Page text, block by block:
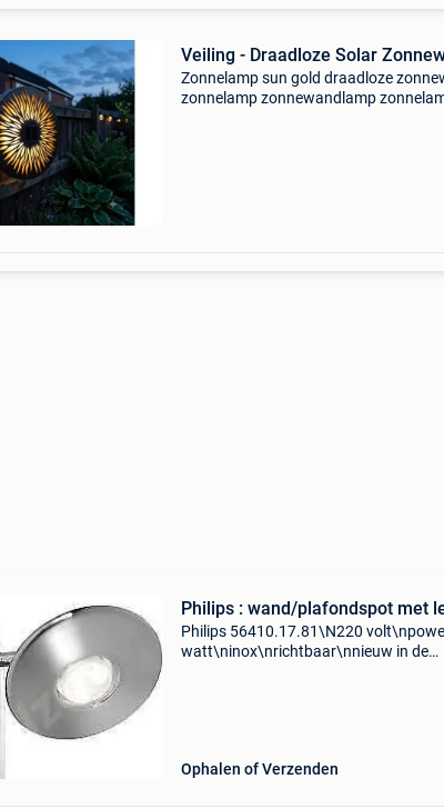
Veiling - Draadloze Solar
Zonnelamp sun gold draadloze
zonnelamp zonnewandlamp
Philips : wand/plafondspot met
Philips 56410.17.81\N220
watt\ninox\nrichtbaar\nnieuw in de
Ophalen of Verzenden